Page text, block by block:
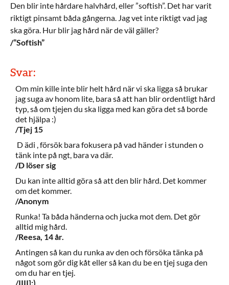
Den blir inte hårdare halvhård, eller ”softish”. Det har varit
riktigt pinsamt båda gångerna. Jag vet inte riktigt vad jag
ska göra. Hur blir jag hård när de väl gäller?
/”Softish”
Svar:
Om min kille inte blir helt hård när vi ska ligga så brukar
jag suga av honom lite, bara så att han blir ordentligt hård
typ, så om tjejen du ska ligga med kan göra det så borde
det hjälpa :)
/Tjej 15
D ädi , försök bara fokusera på vad händer i stunden o
tänk inte på ngt, bara va där.
/D löser sig
Du kan inte alltid göra så att den blir hård. Det kommer
om det kommer.
/Anonym
Runka! Ta båda händerna och jucka mot dem. Det gör
alltid mig hård.
/Reesa, 14 år.
Antingen så kan du runka av den och försöka tänka på
något som gör dig kåt eller så kan du be en tjej suga den
om du har en tjej.
/IIII]:)